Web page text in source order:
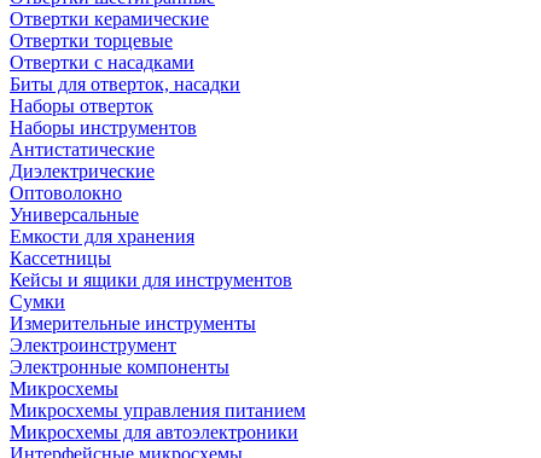
Отвертки керамические
Отвертки торцевые
Отвертки с насадками
Биты для отверток, насадки
Наборы отверток
Наборы инструментов
Антистатические
Диэлектрические
Оптоволокно
Универсальные
Емкости для хранения
Кассетницы
Кейсы и ящики для инструментов
Сумки
Измерительные инструменты
Электроинструмент
Электронные компоненты
Микросхемы
Микросхемы управления питанием
Микросхемы для автоэлектроники
Интерфейсные микросхемы